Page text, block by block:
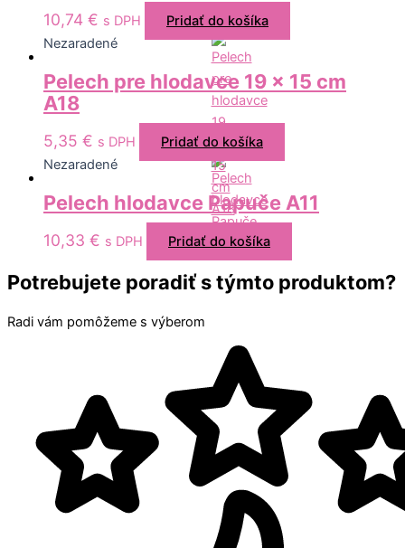
10,74 € s DPH
Pridať do košíka
Nezaradené
Pelech pre hlodavce 19 x 15 cm
A18
5,35 € s DPH
Pridať do košíka
Nezaradené
Pelech hlodavce Papuče A11
10,33 € s DPH Pridať do košíka
Potrebujete poradiť s týmto produktom?
Radi vám pomôžeme s výberom